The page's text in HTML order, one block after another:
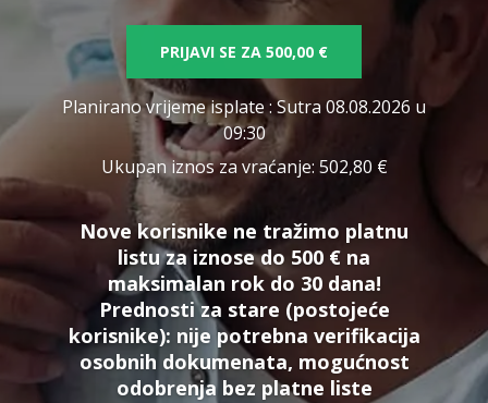
PRIJAVI SE ZA 500,00 €
Planirano vrijeme isplate: Sutra 08.08.2026 u
09:30
Ukupan iznos za vraćanje: 502,80 €
Nove korisnike ne tražimo platnu
listu za iznose do 500 € na
maksimalan rok do 30 dana!
Prednosti za stare (postojeće
korisnike): nije potrebna verifikacija
osobnih dokumenata, mogućnost
odobrenja bez platne liste